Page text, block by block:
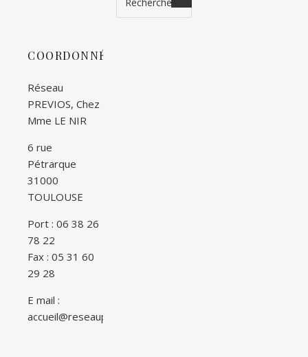
COORDONNÉES
Réseau
PREVIOS, Chez
Mme LE NIR
6 rue
Pétrarque
31000
TOULOUSE
Port : 06 38 26
78 22
Fax : 05 31 60
29 28
E mail :
accueil@reseauprevios.Fr